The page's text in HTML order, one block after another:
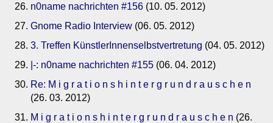
n0name nachrichten #156 (10. 05. 2012)
Gnome Radio Interview (06. 05. 2012)
3. Treffen KünstlerInnenselbstvertretung (04. 05. 2012)
|-: n0name nachrichten #155 (06. 04. 2012)
Re: M i g r a t i o n s h i n t e r g r u n d r a u s c h e n
(26. 03. 2012)
M i g r a t i o n s h i n t e r g r u n d r a u s c h e n (26.